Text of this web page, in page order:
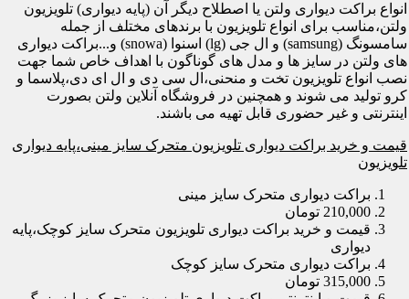
انواع براکت دیواری ولتن یا اصطلاح دیگر آن (پایه دیواری) تلویزیون
ولتن،مناسب برای انواع تلویزیون با برندهای مختلف از جمله
سامسونگ (samsung) و ال جی (lg) اسنوا (snowa) و...براکت دیواری
های ولتن در سایز ها و مدل های گوناگون با اهداف خاص شما جهت
نصب انواع تلویزیون تخت و منحنی،ال سی دی و ال ای دی،پلاسما و
کرو تولید می شوند و همچنین در فروشگاه آنلاین ولتن بصورت
اینترنتی و غیر حضوری قابل تهیه می باشند.
قیمت و خرید براکت دیواری تلویزیون متحرک سایز مینی،پایه دیواری
تلویزیون
براکت دیواری متحرک سایز مینی
210,000 تومان
قیمت و خرید براکت دیواری تلویزیون متحرک سایز کوچک،پایه
دیواری
براکت دیواری متحرک سایز کوچک
315,000 تومان